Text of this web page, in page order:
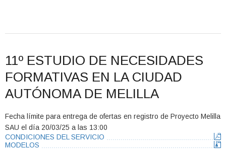
11º ESTUDIO DE NECESIDADES
FORMATIVAS EN LA CIUDAD
AUTÓNOMA DE MELILLA
Fecha límite para entrega de ofertas en registro de Proyecto Melilla
SAU el día 20/03/25 a las 13:00
CONDICIONES DEL SERVICIO
MODELOS